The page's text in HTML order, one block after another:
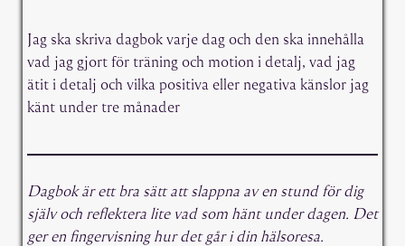
Jag ska skriva dagbok varje dag och den ska innehålla
vad jag gjort för träning och motion i detalj, vad jag
ätit i detalj och vilka positiva eller negativa känslor jag
känt under tre månader
Dagbok är ett bra sätt att slappna av en stund för dig
själv och reflektera lite vad som hänt under dagen. Det
ger en fingervisning hur det går i din hälsoresa.